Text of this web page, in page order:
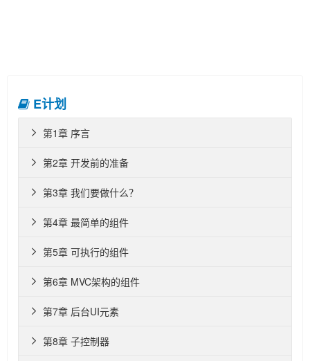
E计划
第1章 序言

第2章 开发前的准备

第3章 我们要做什么？

第4章 最简单的组件

第5章 可执行的组件

第6章 MVC架构的组件

第7章 后台UI元素

第8章 子控制器
